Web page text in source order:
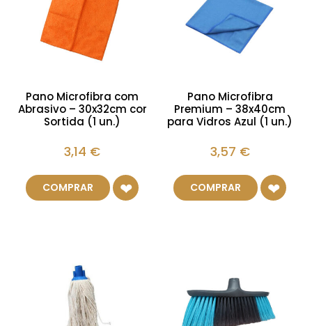
Pano Microfibra com
Abrasivo – 30x32cm cor
Sortida (1 un.)
3,14 €
COMPRAR
Pano Microfibra
Premium – 38x40cm
para Vidros Azul (1 un.)
3,57 €
COMPRAR